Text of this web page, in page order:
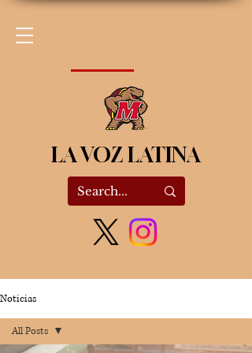
LA VOZ LATINA
Noticias
All Posts